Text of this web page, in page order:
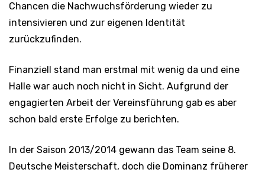
Chancen die Nachwuchsförderung wieder zu
intensivieren und zur eigenen Identität
zurückzufinden.
Finanziell stand man erstmal mit wenig da und eine
Halle war auch noch nicht in Sicht. Aufgrund der
engagierten Arbeit der Vereinsführung gab es aber
schon bald erste Erfolge zu berichten.
In der Saison 2013/2014 gewann das Team seine 8.
Deutsche Meisterschaft, doch die Dominanz früherer